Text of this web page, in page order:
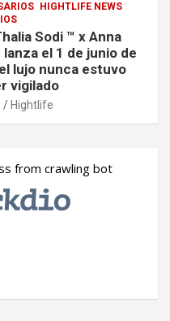
HIGHTLIFE NEWS
Sodi ™ x Anna
el 1 de junio de
lujo nunca estuvo
vigilado
Hightlife